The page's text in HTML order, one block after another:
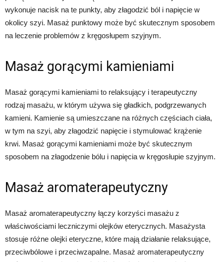
wykonuje nacisk na te punkty, aby złagodzić ból i napięcie w
okolicy szyi. Masaż punktowy może być skutecznym sposobem
na leczenie problemów z kręgosłupem szyjnym.
Masaż gorącymi kamieniami
Masaż gorącymi kamieniami to relaksujący i terapeutyczny
rodzaj masażu, w którym używa się gładkich, podgrzewanych
kamieni. Kamienie są umieszczane na różnych częściach ciała,
w tym na szyi, aby złagodzić napięcie i stymulować krążenie
krwi. Masaż gorącymi kamieniami może być skutecznym
sposobem na złagodzenie bólu i napięcia w kręgosłupie szyjnym.
Masaż aromaterapeutyczny
Masaż aromaterapeutyczny łączy korzyści masażu z
właściwościami leczniczymi olejków eterycznych. Masażysta
stosuje różne olejki eteryczne, które mają działanie relaksujące,
przeciwbólowe i przeciwzapalne. Masaż aromaterapeutyczny